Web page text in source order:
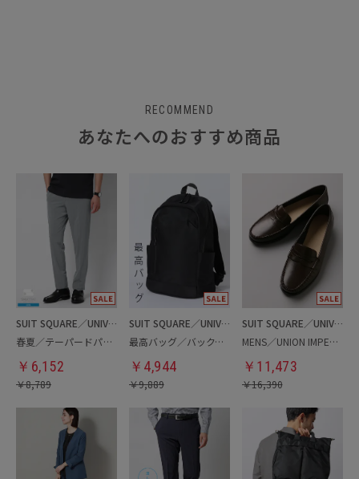
RECOMMEND
あなたへのおすすめ商品
SUIT SQUARE／UNIVERSAL LANGUAGE
春夏／テーパードパンツ
￥ 6,152
￥8,789
SUIT SQUARE／UNIVERSAL LANGUAGE
最高バッグ／バックパック
￥ 4,944
￥9,889
SUIT SQUARE／UNIVERSAL LANGUAGE
MENS／UNION IMPERIAL監修／コインローファー
￥ 11,473
￥16,390